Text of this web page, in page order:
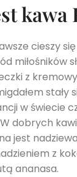
kawa
cieszy
miłośników
z
stały
w świecie
dobrych
jest
z
ananasa.